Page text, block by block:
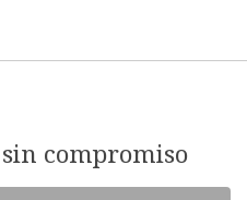
compromiso